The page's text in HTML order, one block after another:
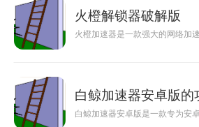
火橙解锁器破解版
火橙加速器是一款强大的网络加
白鲸加速器安卓版的
白鲸加速器安卓版是一款专为安